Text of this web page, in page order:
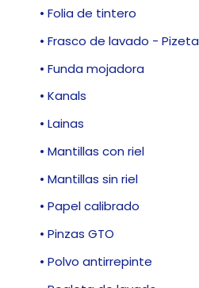
• Folia de tintero
• Frasco de lavado - Pizeta
• Funda mojadora
• Kanals
• Lainas
• Mantillas con riel
• Mantillas sin riel
• Papel calibrado
• Pinzas GTO
• Polvo antirrepinte